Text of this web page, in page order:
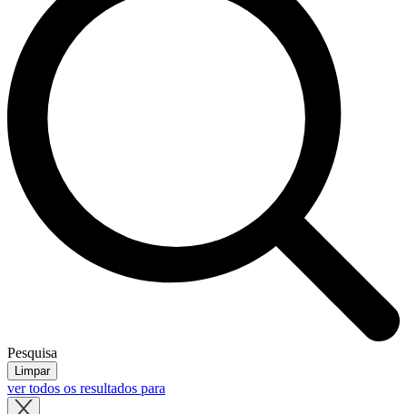
Pesquisa
Limpar
ver todos os resultados para